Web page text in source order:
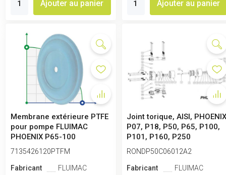
Ajouter au panier Ajouter au panier
Membrane extérieure PTFE
pour pompe FLUIMAC
PHOENIX P65-100
7135426120PTFM
Fabricant
FLUIMAC
Joint torique, AISI,
P07, P18, P50, P65, P100,
P101, P160, P250
RONDP50C06012A2
Fabricant
FLUIMAC